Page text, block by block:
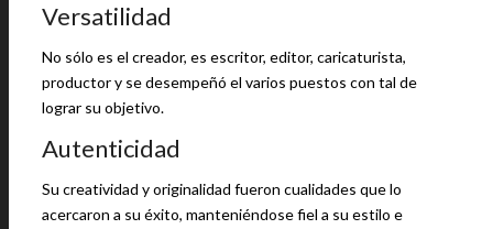
Versatilidad
No sólo es el creador, es escritor, editor, caricaturista,
productor y se desempeñó el varios puestos con tal de
lograr su objetivo.
Autenticidad
Su creatividad y originalidad fueron cualidades que lo
acercaron a su éxito, manteniéndose fiel a su estilo e